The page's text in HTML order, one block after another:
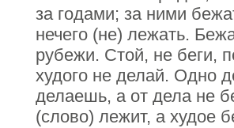
за годами; за ними
нечего (не) лежать.
рубежи. Стой, не беги,
худого не делай. Одно
делаешь, а от дела не
(слово) лежит, а худое